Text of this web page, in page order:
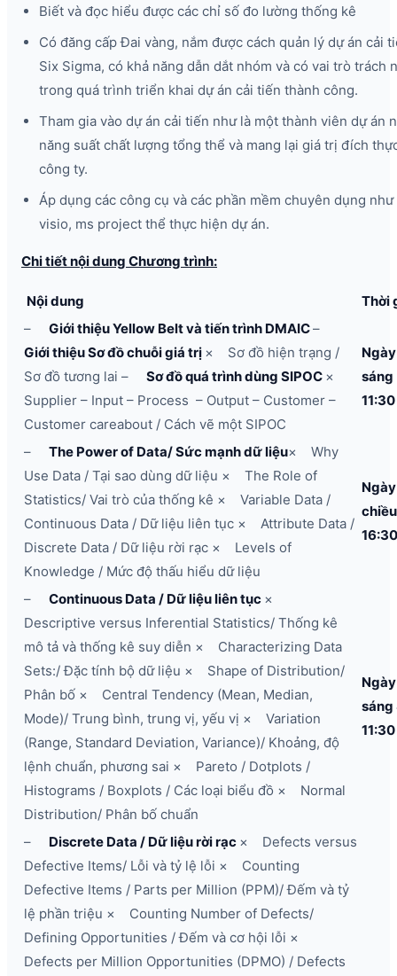
Biết và đọc hiểu được các chỉ số đo lường thống kê
Có đăng cấp Đai vàng, nắm được cách quản lý dự án cải
Six Sigma, có khả năng dẫn dắt nhóm và có vai trò trách
trong quá trình triển khai dự án cải tiến thành công.
Tham gia vào dự án cải tiến như là một thành viên dự án
năng suất chất lượng tổng thể và mang lại giá trị đích
công ty.
Áp dụng các công cụ và các phần mềm chuyên dụng
visio, ms project thể thực hiện dự án.
Chi tiết nội dung Chương trình:
Nội dung
Thời
– Giới thiệu Yellow Belt và tiến trình DMAIC–
Giới thiệu Sơ đồ chuỗi giá trị × Sơ đồ hiện trạng /
Sơ đồ tương lai – Sơ đồ quá trình dùng SIPOC ×
Supplier – Input – Process – Output – Customer –
Customer careabout / Cách vẽ một SIPOC
Ngày
sáng
11:30
– The Power of Data/ Sức mạnh dữ liệu× Why
Use Data / Tại sao dùng dữ liệu × The Role of
Statistics/ Vai trò của thống kê × Variable Data /
Continuous Data / Dữ liệu liên tục × Attribute Data /
Discrete Data / Dữ liệu rời rạc × Levels of
Knowledge / Mức độ thấu hiểu dữ liệu
Ngày
16:30
– Continuous Data / Dữ liệu liên tục ×
Descriptive versus Inferential Statistics/ Thống kê
mô tả và thống kê suy diễn × Characterizing Data
Sets:/ Đặc tính bộ dữ liệu × Shape of Distribution/
Phân bố × Central Tendency (Mean, Median,
Mode)/ Trung bình, trung vị, yếu vị × Variation
(Range, Standard Deviation, Variance)/ Khoảng, độ
lệnh chuẩn, phương sai × Pareto / Dotplots /
Histograms / Boxplots / Các loại biểu đồ × Normal
Distribution/ Phân bố chuẩn
sáng
11:30
– Discrete Data / Dữ liệu rời rạc × Defects versus
Defective Items/ Lỗi và tỷ lệ lỗi × Counting
Defective Items / Parts per Million (PPM)/ Đếm và tỷ
lệ phần triệu × Counting Number of Defects/
Defining Opportunities / Đếm và cơ hội lỗi ×
Defects per Million Opportunities (DPMO) / Defects